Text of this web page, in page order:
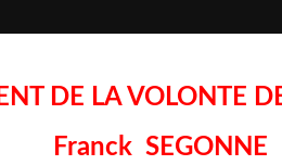
DE LA VOLONTE
Franck SEGONNE